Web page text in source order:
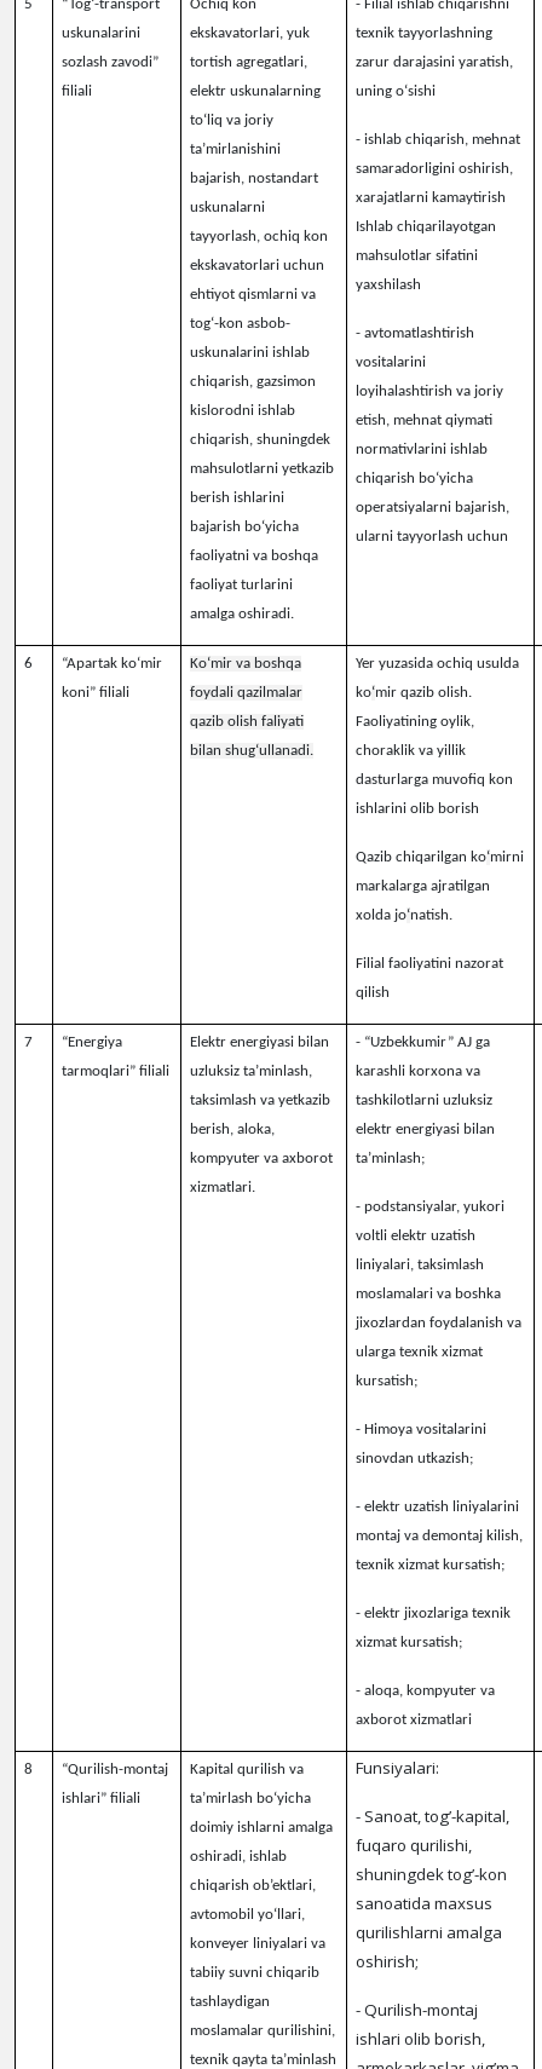
5
“Tog‘-transport
uskunalarini
sozlash zavodi”
filiali
Ochiq kon
ekskavatorlari, yuk
tortish agregatlari,
elektr uskunalarning
to‘liq va joriy
ta’mirlanishini
bajarish, nostandart
uskunalarni
tayyorlash, ochiq kon
ekskavatorlari uchun
ehtiyot qismlarni va
tog‘-kon asbob-
uskunalarini ishlab
chiqarish, gazsimon
kislorodni ishlab
chiqarish, shuningdek
mahsulotlarni yetkazib
berish ishlarini
bajarish bo‘yicha
faoliyatni va boshqa
faoliyat turlarini
amalga oshiradi.
- Filial ishlab chiqarishni
texnik tayyorlashning
zarur darajasini yaratish,
uning o‘sishi
- ishlab chiqarish, mehnat
samaradorligini oshirish,
xarajatlarni kamaytirish
Ishlab chiqarilayotgan
mahsulotlar sifatini
yaxshilash
- avtomatlashtirish
vositalarini
loyihalashtirish va joriy
etish, mehnat qiymati
normativlarini ishlab
chiqarish bo‘yicha
operatsiyalarni bajarish,
ularni tayyorlash uchun
6
“Apartak ko‘mir
koni” filiali
Ko‘mir va boshqa
foydali qazilmalar
qazib olish faliyati
bilan shug‘ullanadi.
Yer yuzasida ochiq usulda
ko‘mir qazib olish.
Faoliyatining oylik,
choraklik va yillik
dasturlarga muvofiq kon
ishlarini olib borish
Qazib chiqarilgan ko‘mirni
markalarga ajratilgan
xolda jo‘natish.
Filial faoliyatini nazorat
qilish
7
“Energiya
tarmoqlari” filiali
Elektr energiyasi bilan
uzluksiz ta’minlash,
taksimlash va yetkazib
berish, aloka,
kompyuter va axborot
xizmatlari.
- “Uzbekkumir” AJ ga
karashli korxona va
tashkilotlarni uzluksiz
elektr energiyasi bilan
ta’minlash;
- podstansiyalar, yukori
voltli elektr uzatish
liniyalari, taksimlash
moslamalari va boshka
jixozlardan foydalanish va
ularga texnik xizmat
kursatish;
- Himoya vositalarini
sinovdan utkazish;
- elektr uzatish liniyalarini
montaj va demontaj kilish,
texnik xizmat kursatish;
- elektr jixozlariga texnik
xizmat kursatish;
- aloqa, kompyuter va
axborot xizmatlari
8
“Qurilish-montaj
ishlari” filiali
Kapital qurilish va
ta’mirlash bo‘yicha
doimiy ishlarni amalga
oshiradi, ishlab
chiqarish ob’ektlari,
avtomobil yo‘llari,
konveyer liniyalari va
tabiiy suvni chiqarib
tashlaydigan
moslamalar qurilishini,
texnik qayta ta’minlash
Funsiyalari:
- Sanoat, tog’-kapital,
fuqaro qurilishi,
shuningdek tog’-kon
sanoatida maxsus
qurilishlarni amalga
oshirish;
- Qurilish-montaj
ishlari olib borish,